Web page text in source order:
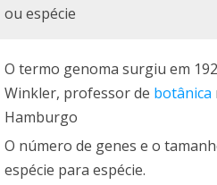
ou espécie
O termo genoma surgiu em
Winkler, professor de botânica
Hamburgo
O número de genes e o
espécie para espécie.